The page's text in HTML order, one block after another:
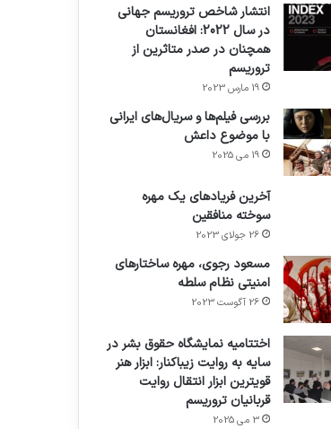
انتشار شاخص تروریسم جهانی
در سال 2022: افغانستان
همچنان در صدر متاثرین از
تروریسم
19 مارس 2023
بررسی فیلم‌ها و سریال‌های ایرانی
با موضوع داعش
19 می 2025
آخرین فریادهای یک مهره
سوخته منافقین
26 جولای 2023
مسعود رجوی، مهره ساختارهای
امنیتی نظام سلطه
26 آگوست 2023
اختتامیه نمایشگاه حقوق بشر در
سایه به روایت زیباکنار: ابزار هنر
قویترین ابزار انتقال روایت
قربانیان تروریسم
3 می 2025